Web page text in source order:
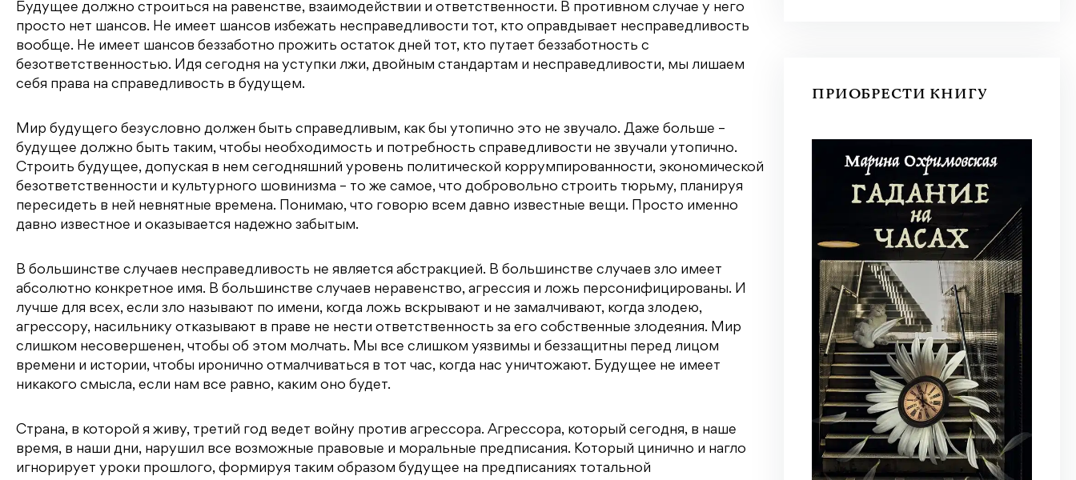
Будущее должно строиться на равенстве, взаимодействии и ответственности. В противном случае у него
просто нет шансов. Не имеет шансов избежать несправедливости тот, кто оправдывает несправедливость
вообще. Не имеет шансов беззаботно прожить остаток дней тот, кто путает беззаботность с
безответственностью. Идя сегодня на уступки лжи, двойным стандартам и несправедливости, мы лишаем
себя права на справедливость в будущем.
Мир будущего безусловно должен быть справедливым, как бы утопично это не звучало. Даже больше –
будущее должно быть таким, чтобы необходимость и потребность справедливости не звучали утопично.
Строить будущее, допуская в нем сегодняшний уровень политической коррумпированности, экономической
безответственности и культурного шовинизма – то же самое, что добровольно строить тюрьму, планируя
пересидеть в ней невнятные времена. Понимаю, что говорю всем давно известные вещи. Просто именно
давно известное и оказывается надежно забытым.
В большинстве случаев несправедливость не является абстракцией. В большинстве случаев зло имеет
абсолютно конкретное имя. В большинстве случаев неравенство, агрессия и ложь персонифицированы. И
лучше для всех, если зло называют по имени, когда ложь вскрывают и не замалчивают, когда злодею,
агрессору, насильнику отказывают в праве не нести ответственность за его собственные злодеяния. Мир
слишком несовершенен, чтобы об этом молчать. Мы все слишком уязвимы и беззащитны перед лицом
времени и истории, чтобы иронично отмалчиваться в тот час, когда нас уничтожают. Будущее не имеет
никакого смысла, если нам все равно, каким оно будет.
Страна, в которой я живу, третий год ведет войну против агрессора. Агрессора, который сегодня, в наше
время, в наши дни, нарушил все возможные правовые и моральные предписания. Который цинично и нагло
игнорирует уроки прошлого, формируя таким образом будущее на предписаниях тотальной
ПРИОБРЕСТИ КНИГУ